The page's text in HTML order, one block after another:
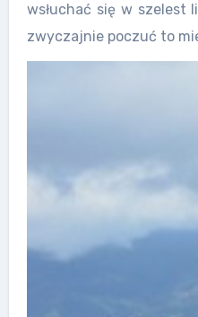
wsłuchać się w szelest
zwyczajnie poczuć to